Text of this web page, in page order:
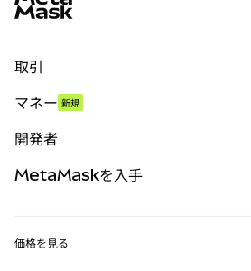
取引
パーペチュアル
RWA
マネー 新規
開発者
MetaMaskを入手
価格を見る